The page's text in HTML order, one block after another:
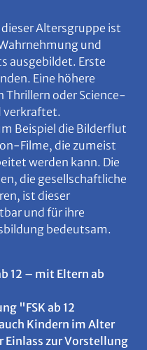
Altersgruppe ist
und
ausgebildet. Erste
Eine höhere
Thrillern oder Science-
verkraftet.
Beispiel die Bilderflut
Filme, die zumeist
werden kann. Die
die gesellschaftliche
ist dieser
und für ihre
bedeutsam.
12 – mit Eltern ab
"FSK ab 12
Kindern im Alter
Einlass zur Vorstellung